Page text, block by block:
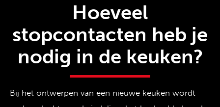
Hoeveel
stopcontacten heb je
nodig in de keuken?
Bij het ontwerpen van een nieuwe keuken wordt